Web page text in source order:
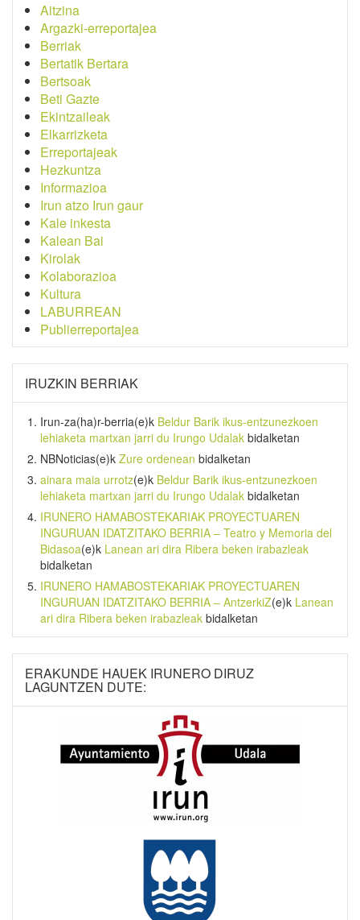
Aitzina
Argazki-erreportajea
Berriak
Bertatik Bertara
Bertsoak
Beti Gazte
Ekintzaileak
Elkarrizketa
Erreportajeak
Hezkuntza
Informazioa
Irun atzo Irun gaur
Kale inkesta
Kalean Bai
Kirolak
Kolaborazioa
Kultura
LABURREAN
Publierreportajea
IRUZKIN BERRIAK
Irun-za(ha)r-berria(e)k Beldur Barik ikus-entzunezkoen
lehiaketa martxan jarri du Irungo Udalak bidalketan
NBNoticias(e)k Zure ordenean bidalketan
ainara maia urrotz(e)k Beldur Barik ikus-entzunezkoen
lehiaketa martxan jarri du Irungo Udalak bidalketan
IRUNERO HAMABOSTEKARIAK PROYECTUAREN
INGURUAN IDATZITAKO BERRIA – Teatro y Memoria del
Bidasoa(e)k Lanean ari dira Ribera beken irabazleak
bidalketan
IRUNERO HAMABOSTEKARIAK PROYECTUAREN
INGURUAN IDATZITAKO BERRIA – AntzerkiZ(e)k Lanean
ari dira Ribera beken irabazleak bidalketan
ERAKUNDE HAUEK IRUNERO DIRUZ
LAGUNTZEN DUTE: